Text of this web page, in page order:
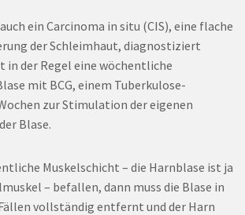
ein Carcinoma in situ (CIS), eine flache
der Schleimhaut, diagnostiziert
in der Regel eine wöchentliche
mit BCG, einem Tuberkulose-
zur Stimulation der eigenen
Blase.
Muskelschicht – die Harnblase ist ja
– befallen, dann muss die Blase in
vollständig entfernt und der Harn